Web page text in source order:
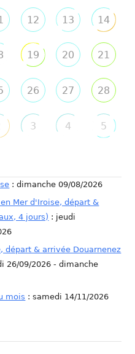
12 13 14
19 20 21
26 27 28
3 4 5
: dimanche 09/08/2026
Mer d'Iroise, départ &
4 jours) : jeudi
départ & arrivée Douarnenez
26/09/2026 - dimanche
mois : samedi 14/11/2026